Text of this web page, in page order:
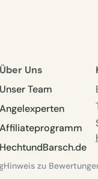
Über Uns
Unser Team
Angelexperten
Affiliateprogramm
HechtundBarsch.de
Hinweis zu